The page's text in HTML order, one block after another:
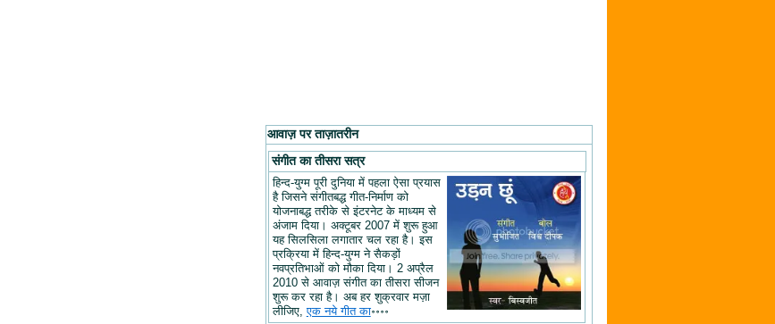
आवाज़ पर ताज़ातरीन
संगीत का तीसरा सत्र
हिन्द-युग्म पूरी दुनिया में पहला ऐसा प्रयास
है जिसने संगीतबद्ध गीत-निर्माण को
योजनाबद्ध तरीके से इंटरनेट के माध्यम से
अंजाम दिया। अक्टूबर 2007 में शुरू हुआ
यह सिलसिला लगातार चल रहा है। इस
प्रक्रिया में हिन्द-युग्म ने सैकड़ों
नवप्रतिभाओं को मौका दिया। 2 अप्रैल
2010 से आवाज़ संगीत का तीसरा सीजन
शुरू कर रहा है। अब हर शुक्रवार मज़ा
लीजिए,एक नये गीत का॰॰॰॰